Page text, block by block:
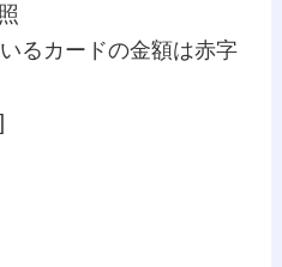
るカードの金額は赤字